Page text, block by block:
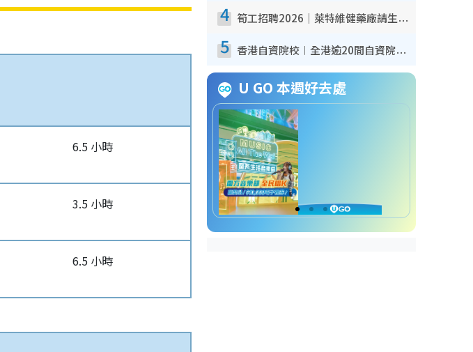
6.5 小時
3.5 小時
6.5 小時
4 筍工招聘2026｜萊特維健藥廠請生產操作員！月薪高達$1.7萬 冷氣廠房/五天工作/保證雙糧
5 香港自資院校︱全港逾20間自資院校課程報名攻略 留位費可退/申請日期/報名連結
U GO 本週好去處